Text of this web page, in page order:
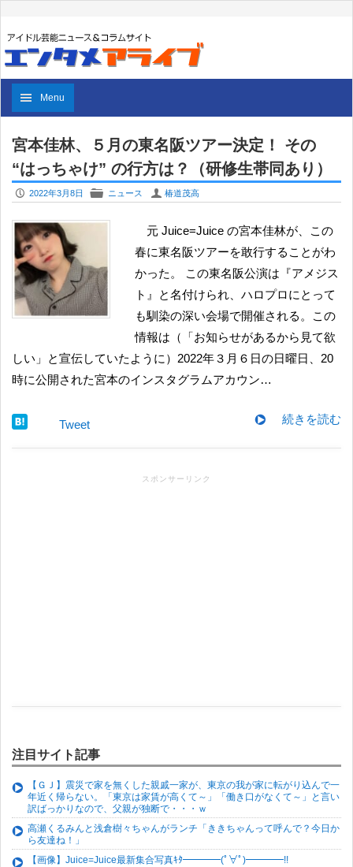
Menu
宮本佳林、５月の東名阪ツアー決定！ その
“はっちゃけ” の行方は？（研修生帯同あり）
P 2022年3月8日 F ニュース U 椿道茂高
元 Juice=Juice の宮本佳林が、この
春に東名阪ツアーを敢行することがわ
かった。 この東名阪公演は『アメジス
ト』と名付けられ、ハロプロにとって
も馴染の深い会場で開催される。この
情報は（「お知らせがあるから見て欲
しい」と宣伝していたように）2022年３月６日の日曜日、20
時に公開された宮本のインスタグラムアカウン…
続きを読む
Tweet
スポンサーリンク
注目サイト記事
【ＧＪ】震災で家を無くした親戚一家が、東京の我が家に転がり込んで一
年近く帰らない。「東京は家賃が高くて～」「働き口がなくて～」と言い
訳ばっかりなので、父親が独断で・・・ｗ
高瀬くるみんと浅倉樹々ちゃんがランチ「ききちゃんって呼んで？今日か
ら友達ね！」
【画像】Juice=Juice最新集合写真ｷﾀ━━━━(ﾟ∀ﾟ)━━━━!!